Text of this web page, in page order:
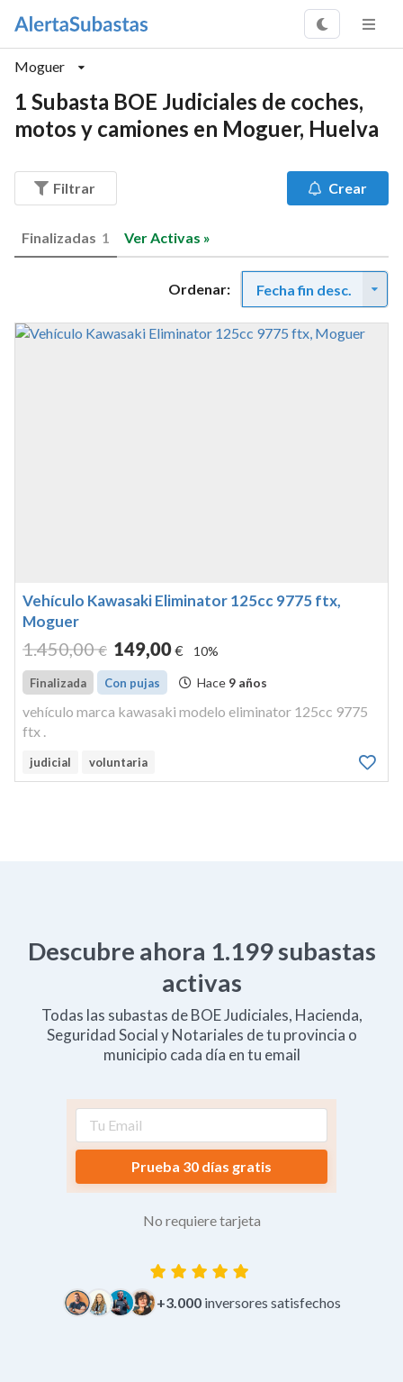
Moguer
1 Subasta BOE Judiciales de coches,
motos y camiones en Moguer, Huelva
Filtrar Crear
Finalizadas 1 Ver Activas »
Ordenar: Fecha fin desc.
Vehículo Kawasaki Eliminator 125cc 9775 ftx,
Moguer
1.450,00 € 149,00€ 10%
Finalizada Con pujas Hace 9 años
vehículo marca kawasaki modelo eliminator 125cc 9775
ftx .
judicial voluntaria
Descubre ahora 1.199subastas
activas
Todas las subastas de BOE Judiciales, Hacienda,
Seguridad Social y Notariales de tu provincia o
municipio cada día en tu email
Prueba 30 días gratis
No requiere tarjeta
+3.000inversores satisfechos